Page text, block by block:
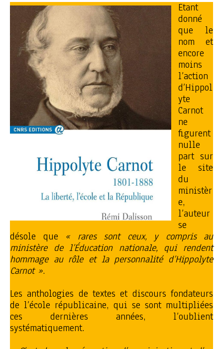
Etant
donné
que le
nom et
encore
moins
l’action
d’Hippol
yte
Carnot
ne
figurent
nulle
part sur
le site
du
ministèr
e,
l’auteur
se
désole que « rares sont ceux, y compris au
ministère de l’Éducation nationale, qui rendent
hommage au rôle et la personnalité d’Hippolyte
Carnot ».
Les anthologies de textes et discours fondateurs
de l’école républicaine, qui se sont multipliées
ces dernières années, l’oublient
systématiquement.